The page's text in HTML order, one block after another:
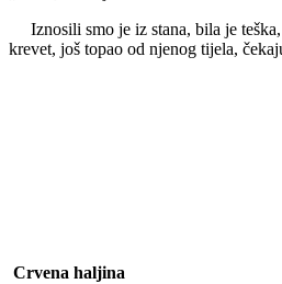
Iznosili smo je iz stana, bila je teška,
krevet, još topao od njenog tijela,
Crvena haljina